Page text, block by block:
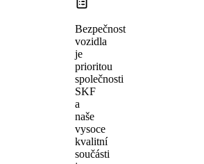
Bezpečnost
vozidla
je
prioritou
společnosti
SKF
a
naše
vysoce
kvalitní
součásti